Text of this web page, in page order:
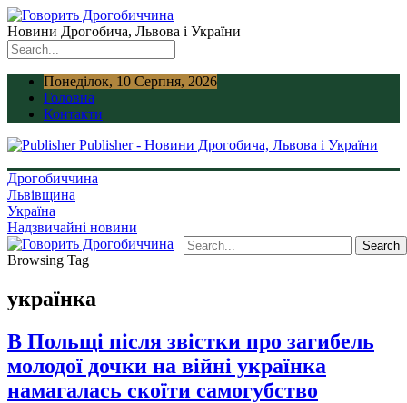
Новини Дрогобича, Львова і України
Понеділок, 10 Серпня, 2026
Головна
Контакти
Publisher - Новини Дрогобича, Львова і України
Дрогобиччина
Львівщина
Україна
Надзвичайні новини
Browsing Tag
українка
В Польщі після звістки про загибель
молодої дочки на війні українка
намагалась скоїти самогубство